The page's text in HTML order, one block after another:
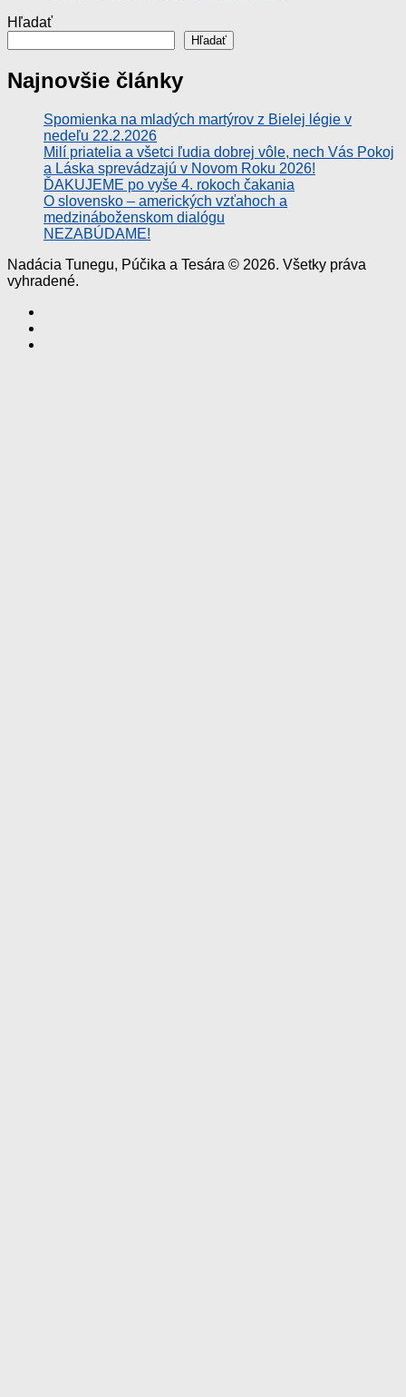
Hľadať
Hľadať
Najnovšie články
Spomienka na mladých martýrov z Bielej légie v
nedeľu 22.2.2026
Milí priatelia a všetci ľudia dobrej vôle, nech Vás Pokoj
a Láska sprevádzajú v Novom Roku 2026!
ĎAKUJEME po vyše 4. rokoch čakania
O slovensko – amerických vzťahoch a
medzináboženskom dialógu
NEZABÚDAME!
Nadácia Tunegu, Púčika a Tesára © 2026. Všetky práva
vyhradené.